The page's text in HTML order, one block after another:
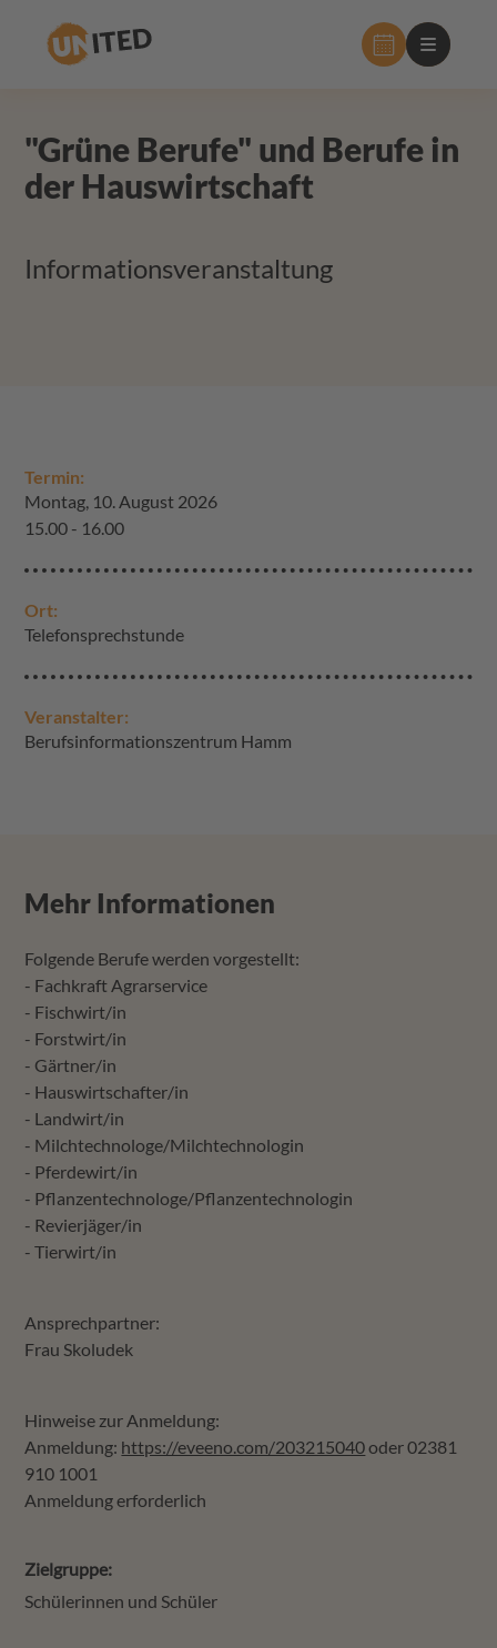
Suchen
"Grüne Berufe" und Berufe in
der Hauswirtschaft
Informationsveranstaltung
Termin:
Montag, 10. August 2026
15.00 - 16.00
Ort:
Telefonsprechstunde
Veranstalter:
Berufsinformationszentrum Hamm
Mehr Informationen
Folgende Berufe werden vorgestellt:
- Fachkraft Agrarservice
- Fischwirt/in
- Forstwirt/in
- Gärtner/in
- Hauswirtschafter/in
- Landwirt/in
- Milchtechnologe/Milchtechnologin
- Pferdewirt/in
- Pflanzentechnologe/Pflanzentechnologin
- Revierjäger/in
- Tierwirt/in
Ansprechpartner:
Frau Skoludek
Hinweise zur Anmeldung:
Anmeldung: https://eveeno.com/203215040oder 02381
910 1001
Anmeldung erforderlich
Zielgruppe:
Schülerinnen und Schüler